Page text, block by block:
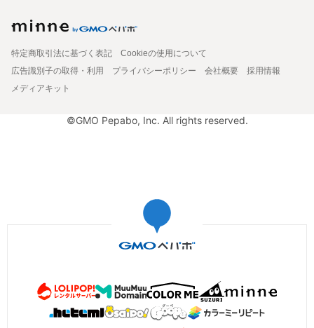
特定商取引法に基づく表記
Cookieの使用について
広告識別子の取得・利用
プライバシーポリシー 会社概要
採用情報
メディアキット
©GMO Pepabo, Inc. All rights reserved.